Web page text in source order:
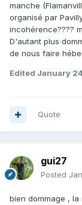
manche
organisé par
incohérence????
D'autant plus
de nous faire
Edited January
Quote
gui27
Posted
bien dommage ,